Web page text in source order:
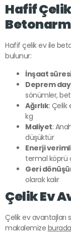
Hafif
Hafif çelik ev ile
bulunur:
İnşaat
Deprem
sönümler,
Ağırlık: Çelik
kg
Maliyet:
düşüktür
Enerji
termal köprü
Geri
olarak kalır
Çelik Ev
Çelik ev avantajları
makalemize